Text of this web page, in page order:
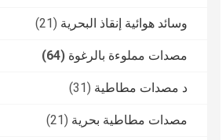
وسائد هوائية إنقاذ البحرية (21)
مصدات مملوءة بالرغوة (64)
د مصدات مطاطية (31)
مصدات مطاطية بحرية (21)